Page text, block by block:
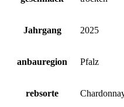
Jahrgang 2025
anbauregion Pfalz
rebsorte